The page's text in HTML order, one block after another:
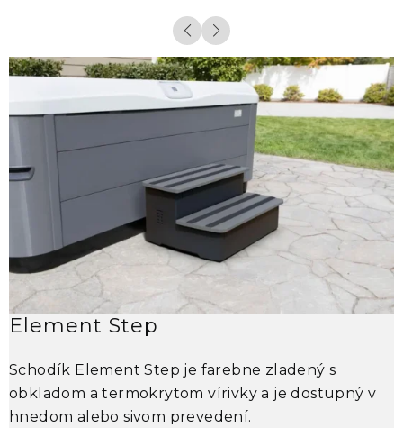
Element Step
Schodík Element Step je farebne zladený s
obkladom a termokrytom vírivky a je dostupný v
hnedom alebo sivom prevedení.